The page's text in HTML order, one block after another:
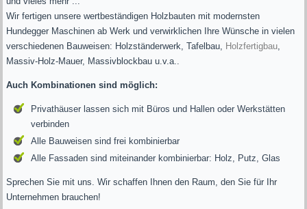
Wir fertigen unsere wertbeständigen Holzbauten mit modernsten
Hundegger Maschinen ab Werk und verwirklichen Ihre Wünsche in vielen
verschiedenen Bauweisen: Holzständerwerk, Tafelbau, Holzfertigbau,
Massiv-Holz-Mauer, Massivblockbau u.v.a..
Auch Kombinationen sind möglich:
Privathäuser lassen sich mit Büros und Hallen oder Werkstätten
verbinden
Alle Bauweisen sind frei kombinierbar
Alle Fassaden sind miteinander kombinierbar: Holz, Putz, Glas
Sprechen Sie mit uns. Wir schaffen Ihnen den Raum, den Sie für Ihr
Unternehmen brauchen!